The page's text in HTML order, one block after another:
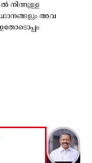
നിന്നുള്ള
അവ